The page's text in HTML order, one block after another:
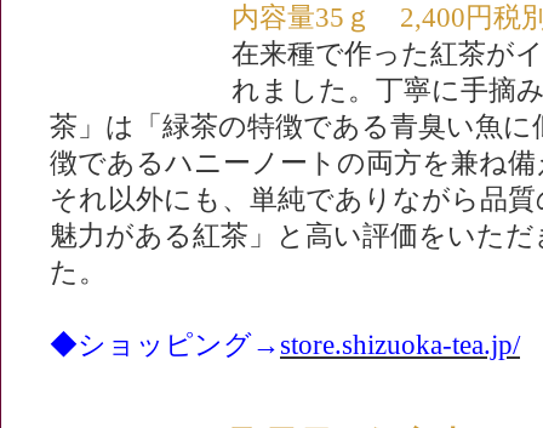
内容量35ｇ 2,400円税
在来種で作った紅茶が
れました。丁寧に手摘
茶」は「緑茶の特徴である青臭い魚に
徴であるハニーノートの両方を兼ね
それ以外にも、単純でありながら品
魅力がある紅茶」と高い評価をいた
た。
◆ショッピング→ store.shizuoka-tea.jp/